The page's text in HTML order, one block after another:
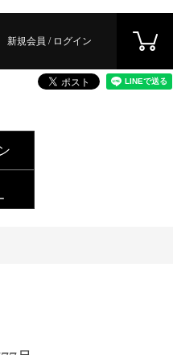
新規会員 / ログイン